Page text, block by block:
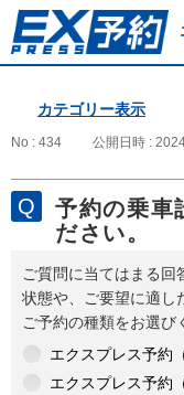
カテゴリー表示
No : 434 公開日時 :
予約の乗車
ださい。
ご質問に当てはまる回
状態や、ご要望に適し
ご予約の種類をお選び
エクスプレス予約
エクスプレス予約